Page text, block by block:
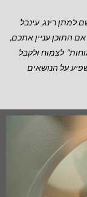
למתן רינג, עינבל
אם התוכן עניין אתכם,
לצמוח ולקבל
על הנושאים